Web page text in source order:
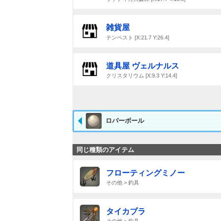
雑貨屋
テンペスト [X:21.7 Y:26.4]
道具屋 ヴェルナルス
クリスタリウム [X:9.3 Y:14.4]
ロバーボール
同じ種類のアイテム
フローティングミノー
その他 > 釣具
タイカブラ